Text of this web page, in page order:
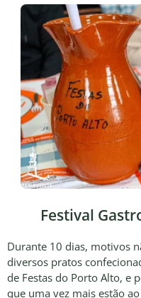
Festival
Durante 10 dias, motivos
diversos pratos
de Festas do Porto Alto, e
que uma vez mais estão